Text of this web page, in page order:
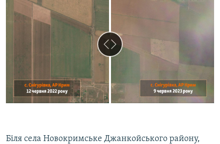
Біля села Новокримське Джанкойського району,